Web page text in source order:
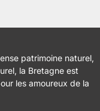
patrimoine naturel,
la Bretagne est
les amoureux de la